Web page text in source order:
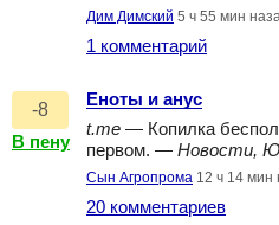
Дим Димский 5 ч 55 мин
1 комментарий
-8
В пену
Еноты и анус
t.me — Копилка
первом. — Новости,
Сын Агропрома 12 ч 14 мин
20 комментариев